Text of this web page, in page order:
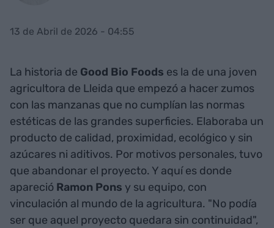
13 de Abril de 2026 - 04:55
La historia de Good Bio Foods es la de una joven
agricultora de Lleida que empezó a hacer zumos
con las manzanas que no cumplían las normas
estéticas de las grandes superficies. Elaboraba un
producto de calidad, proximidad, ecológico y sin
azúcares ni aditivos. Por motivos personales, tuvo
que abandonar el proyecto. Y aquí es donde
apareció Ramon Pons y su equipo, con
vinculación al mundo de la agricultura. "No podía
ser que aquel proyecto quedara sin continuidad",